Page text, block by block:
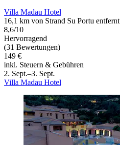
Villa Madau Hotel
16,1 km von Strand Su Portu entfernt
8,6/10
Hervorragend
(31 Bewertungen)
149 €
inkl. Steuern & Gebühren
2. Sept.–3. Sept.
Villa Madau Hotel